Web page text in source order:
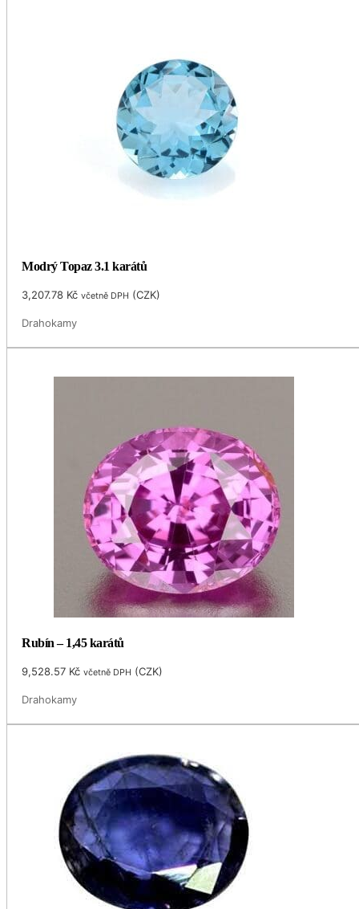
Modrý Topaz 3.1 karátů
3,207.78 Kč včetně DPH (CZK)
Drahokamy
Rubín – 1,45 karátů
9,528.57 Kč včetně DPH (CZK)
Drahokamy